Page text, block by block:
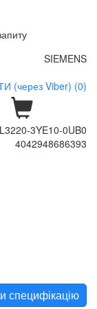
SIEMENS
(через Viber) (0)
3YE10-0UB0
4042948686393
специфікацію